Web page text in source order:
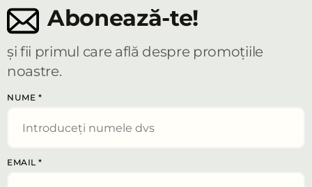
Abonează-te!
și fii primul care află despre promoțiile
noastre.
NUME *
EMAIL *